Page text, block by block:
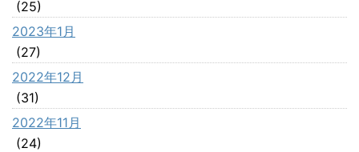
(25)
2023年1月
(27)
2022年12月
(31)
2022年11月
(24)